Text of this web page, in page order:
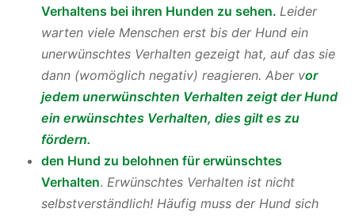
Verhaltens bei ihren Hunden zu sehen. Leider
warten viele Menschen erst bis der Hund ein
unerwünschtes Verhalten gezeigt hat, auf das sie
dann (womöglich negativ) reagieren. Aber vor
jedem unerwünschten Verhalten zeigt der Hund
ein erwünschtes Verhalten, dies gilt es zu
fördern.
den Hund zu belohnen für erwünschtes
Verhalten. Erwünschtes Verhalten ist nicht
selbstverständlich! Häufig muss der Hund sich